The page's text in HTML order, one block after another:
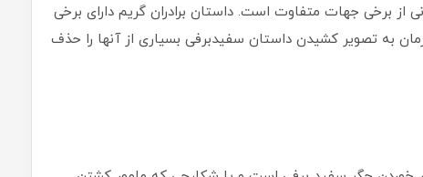
از برخی جهات متفاوت است. داستان برادران گریم دارای برخی
به تصویر کشیدن داستان سفید‌برفی بسیاری از آنها را حذف